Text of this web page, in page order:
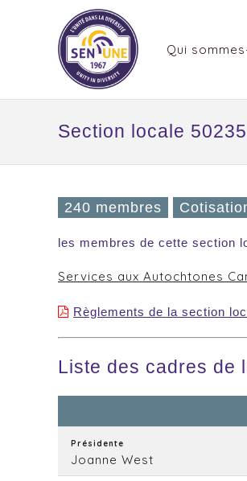
Qui
Section locale
240 membres
les membres de cette section
Services aux Autochtones
Règlements de la section
Liste des cadres de
Présidente
Joanne West